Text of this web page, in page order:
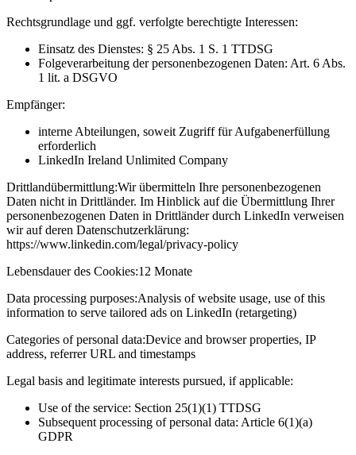
Rechtsgrundlage und ggf. verfolgte berechtigte Interessen:
Einsatz des Dienstes: § 25 Abs. 1 S. 1 TTDSG
Folgeverarbeitung der personenbezogenen Daten: Art. 6 Abs.
1 lit. a DSGVO
Empfänger:
interne Abteilungen, soweit Zugriff für Aufgabenerfüllung
erforderlich
LinkedIn Ireland Unlimited Company
Drittlandübermittlung:Wir übermitteln Ihre personenbezogenen
Daten nicht in Drittländer. Im Hinblick auf die Übermittlung Ihrer
personenbezogenen Daten in Drittländer durch LinkedIn verweisen
wir auf deren Datenschutzerklärung:
https://www.linkedin.com/legal/privacy-policy
Lebensdauer des Cookies:12 Monate
Data processing purposes:Analysis of website usage, use of this
information to serve tailored ads on LinkedIn (retargeting)
Categories of personal data:Device and browser properties, IP
address, referrer URL and timestamps
Legal basis and legitimate interests pursued, if applicable:
Use of the service: Section 25(1)(1) TTDSG
Subsequent processing of personal data: Article 6(1)(a)
GDPR